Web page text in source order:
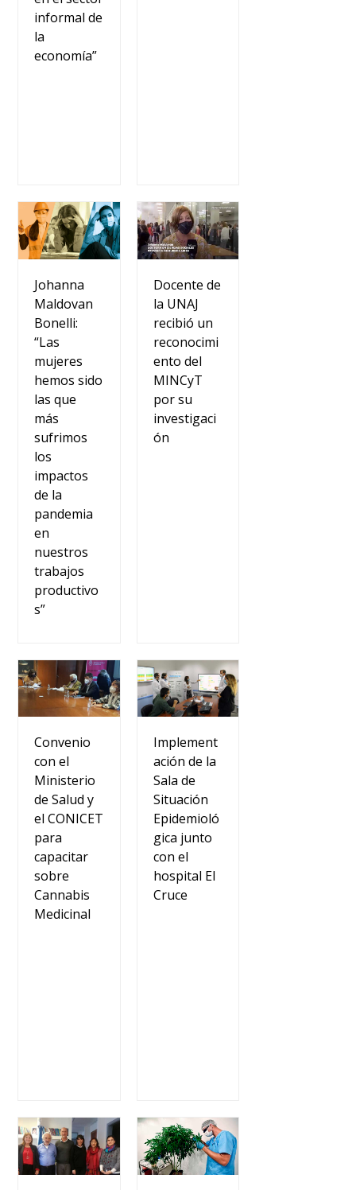
informal de
la
economía”
Johanna
Maldovan
Bonelli:
“Las
mujeres
hemos sido
las que
más
sufrimos
los
impactos
de la
pandemia
en
nuestros
trabajos
productivo
s”
Docente de
la UNAJ
recibió un
reconocimi
ento del
MINCyT
por su
investigaci
ón
Convenio
con el
Ministerio
de Salud y
el CONICET
para
capacitar
sobre
Cannabis
Medicinal
Implement
ación de la
Sala de
Situación
Epidemioló
gica junto
con el
hospital El
Cruce